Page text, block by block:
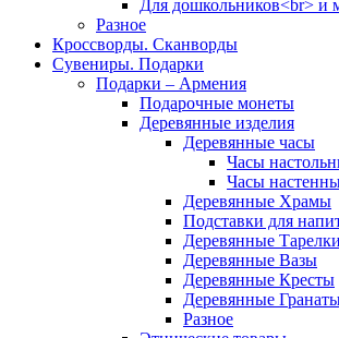
Для дошкольников<br> и
Разное
Кроссворды. Сканворды
Сувениры. Подарки
Подарки – Армения
Подарочные монеты
Деревянные изделия
Деревянные часы
Часы
Часы
Деревянные Храмы
Подставки для
Деревянные Тарелки
Деревянные Вазы
Деревянные Кресты
Деревянные
Разное